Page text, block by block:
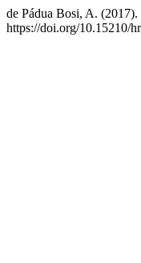
de Pádua Bosi, A.
https://doi.org/10.15210/